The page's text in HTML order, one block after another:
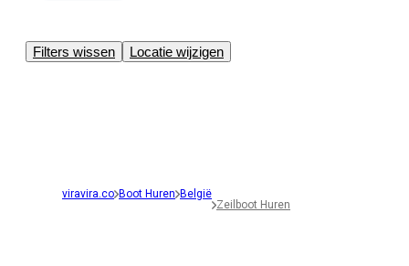
Filters wissen Locatie wijzigen
viravira.co Boot Huren België
Zeilboot Huren